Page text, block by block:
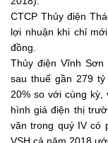
CTCP Thủy điện
lợi nhuận khi chỉ
đồng.
Thủy điện Vĩnh Sơn
sau thuế gần 279
20% so với cùng kỳ,
hình giá điện thị
văn trong quý IV có